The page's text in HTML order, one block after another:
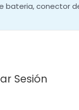
conector
Sesión